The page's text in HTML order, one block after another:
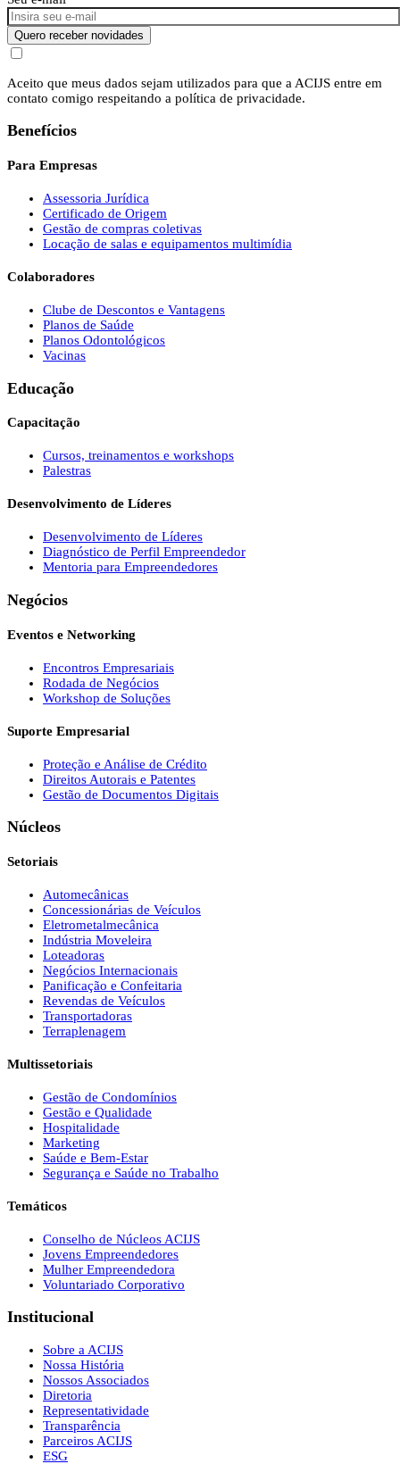
Quero receber novidades
Aceito que meus dados sejam utilizados para que a ACIJS entre em
contato comigo respeitando a política de privacidade.
Benefícios
Para Empresas
Assessoria Jurídica
Certificado de Origem
Gestão de compras coletivas
Locação de salas e equipamentos multimídia
Colaboradores
Clube de Descontos e Vantagens
Planos de Saúde
Planos Odontológicos
Vacinas
Educação
Capacitação
Cursos, treinamentos e workshops
Palestras
Desenvolvimento de Líderes
Desenvolvimento de Líderes
Diagnóstico de Perfil Empreendedor
Mentoria para Empreendedores
Negócios
Eventos e Networking
Encontros Empresariais
Rodada de Negócios
Workshop de Soluções
Suporte Empresarial
Proteção e Análise de Crédito
Direitos Autorais e Patentes
Gestão de Documentos Digitais
Núcleos
Setoriais
Automecânicas
Concessionárias de Veículos
Eletrometalmecânica
Indústria Moveleira
Loteadoras
Negócios Internacionais
Panificação e Confeitaria
Revendas de Veículos
Transportadoras
Terraplenagem
Multissetoriais
Gestão de Condomínios
Gestão e Qualidade
Hospitalidade
Marketing
Saúde e Bem-Estar
Segurança e Saúde no Trabalho
Temáticos
Conselho de Núcleos ACIJS
Jovens Empreendedores
Mulher Empreendedora
Voluntariado Corporativo
Institucional
Sobre a ACIJS
Nossa História
Nossos Associados
Diretoria
Representatividade
Transparência
Parceiros ACIJS
ESG